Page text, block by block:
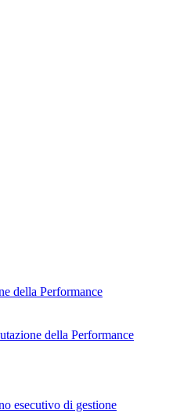
della Performance
della Performance
esecutivo di gestione